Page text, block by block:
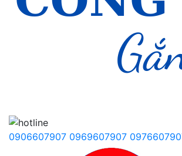
0906607907 0969607907